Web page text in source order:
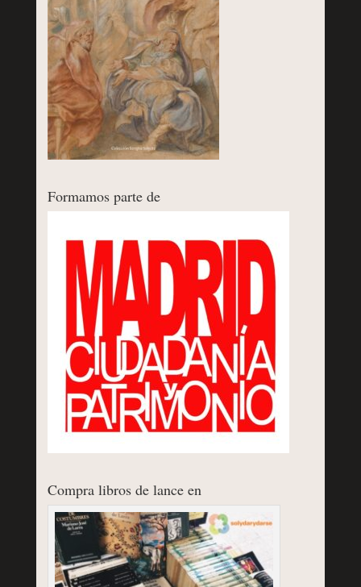
Formamos parte de
Compra libros de lance en